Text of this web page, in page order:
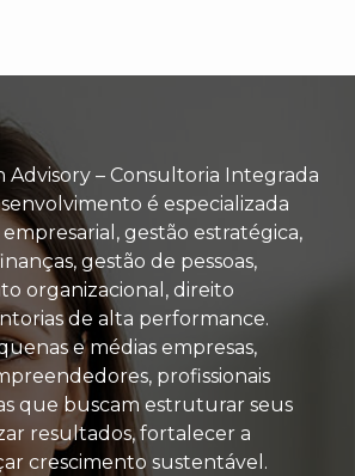
Advisory – Consultoria Integrada
é especializada
gestão estratégica,
gestão de pessoas,
organizacional, direito
de alta performance.
e médias empresas,
profissionais
que buscam estruturar seus
resultados, fortalecer a
crescimento sustentável.